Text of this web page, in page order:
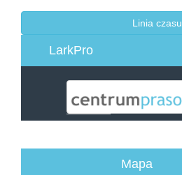
Linia czasu
LarkPro
Mapa